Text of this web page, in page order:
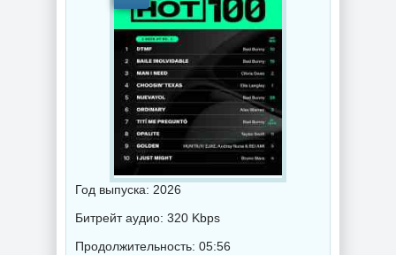
Год выпуска: 2026
Битрейт аудио: 320 Kbps
Продолжительность: 05:56